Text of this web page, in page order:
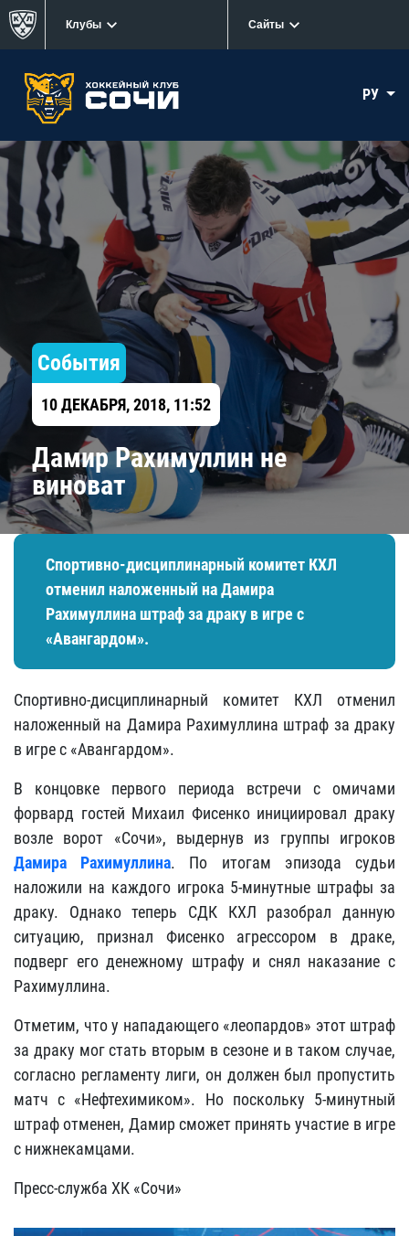
Клубы Сайты
РУ
События
10 ДЕКАБРЯ, 2018, 11:52
​Дамир Рахимуллин не
виноват
Спортивно-дисциплинарный комитет КХЛ
отменил наложенный на Дамира
Рахимуллина штраф за драку в игре с
«Авангардом».
Спортивно-дисциплинарный комитет КХЛ отменил
наложенный на Дамира Рахимуллина штраф за драку
в игре с «Авангардом».
В концовке первого периода встречи с омичами
форвард гостей Михаил Фисенко инициировал драку
возле ворот «Сочи», выдернув из группы игроков
Дамира Рахимуллина. По итогам эпизода судьи
наложили на каждого игрока 5-минутные штрафы за
драку. Однако теперь СДК КХЛ разобрал данную
ситуацию, признал Фисенко агрессором в драке,
подверг его денежному штрафу и снял наказание с
Рахимуллина.
Отметим, что у нападающего «леопардов» этот штраф
за драку мог стать вторым в сезоне и в таком случае,
согласно регламенту лиги, он должен был пропустить
матч с «Нефтехимиком». Но поскольку 5-минутный
штраф отменен, Дамир сможет принять участие в игре
с нижнекамцами.
Пресс-служба ХК «Сочи»